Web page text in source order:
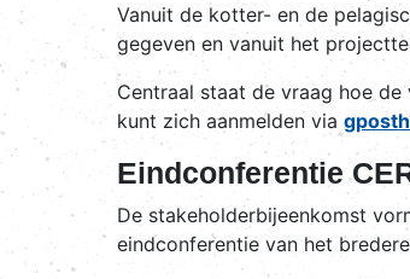
Vanuit de kotter- en de
gegeven en vanuit het
Centraal staat de vraag hoe
kunt zich aanmelden via
Eindconferentie
De stakeholderbijeenkomst
eindconferentie van het